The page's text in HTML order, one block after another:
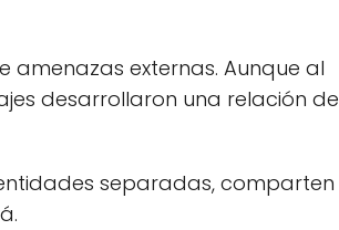
externas. Aunque al
desarrollaron una relación de
separadas, comparten